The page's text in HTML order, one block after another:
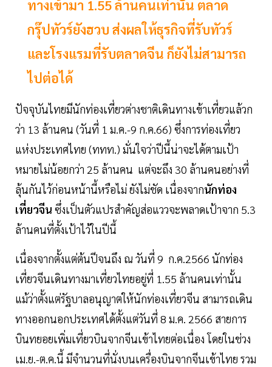
ทางเข้ามา 1.55 ล้านคนเท่านั้น ตลาด
กรุ๊ปทัวร์ยังฮวบ ส่งผลให้ธุรกิจที่รับทัวร์
และโรงแรมที่รับตลาดจีน ก็ยังไม่สามารถ
ไปต่อได้
ปัจจุบันไทยมีนักท่องเที่ยวต่างชาติเดินทางเข้าเที่ยวแล้วก
ว่า 13 ล้านคน (วันที่ 1 ม.ค.-9 ก.ค.66) ซึ่งการท่องเที่ยว
แห่งประเทศไทย (ททท.) มั่นใจว่าปีนี้น่าจะได้ตามเป้า
หมายไม่น้อยกว่า 25 ล้านคน แต่จะถึง 30 ล้านคนอย่างที่
ลุ้นกันไว้ก่อนหน้านี้หรือไม่ ยังไม่ชัด เนื่องจากนักท่อง
เที่ยวจีน ซึ่งเป็นตัวแปรสำคัญส่อแววจะพลาดเป้าจาก 5.3
ล้านคนที่ตั้งเป้าไว้ในปีนี้
เนื่องจากตั้งแต่ต้นปีจนถึง ณ วันที่ 9 ก.ค.2566 นักท่อง
เที่ยวจีนเดินทางมาเที่ยวไทยอยู่ที่ 1.55 ล้านคนเท่านั้น
แม้ว่าตั้งแต่รัฐบาลอนุญาตให้นักท่องเที่ยวจีน สามารถเดิน
ทางออกนอกประเทศได้ตั้งแต่วันที่ 8 ม.ค. 2566 สายการ
บินทยอยเพิ่มเที่ยวบินจากจีนเข้าไทยต่อเนื่อง โดยในช่วง
เม.ย.-ต.ค.นี้ มีจำนวนที่นั่งบนเครื่องบินจากจีนเข้าไทย รวม